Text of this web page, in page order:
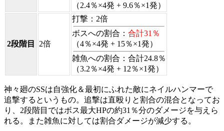
（2.4％×4発 + 9.6％×1発）
2段階目 2倍
打撃：2倍
ボスへの割合： 合計31％
（4％×4発 + 15％×1発）
雑魚への割合：合計24.8％
（3.2％×4発 + 12％×1発）
神々廻のSSは自強化＆最初にふれた敵にネイルハンマーで
追撃するというもの。追撃は直殴りと割合の混合となってお
り、2段階目ではボス最大HPの約31％分のダメージを与えら
れる。また雑魚に対しては割合ダメージが減少する。